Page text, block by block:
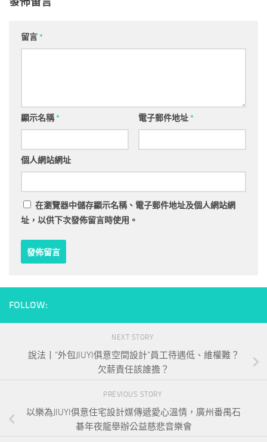
留言*
顯示名稱* 電子郵件地址*
個人網站網址
在瀏覽器中儲存顯示名稱、電子郵件地址及個人網站網
址，以供下次發佈留言時使用。
FOLLOW:
NEXT STORY
說法丨“外包JIUYI俱意空間設計”員工待遇低、維權難？
欠薪責任該誰擔？
PREVIOUS STORY
以樂為JIUYI俱意住宅設計媒傳遞愛心溫情，廣州番禺石
碁年夜龍舉辦公益慈悲音樂會